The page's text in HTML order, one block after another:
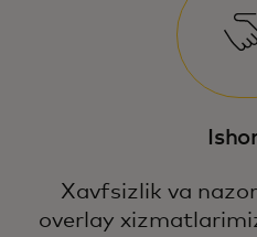
Xavfsizlik va
overlay